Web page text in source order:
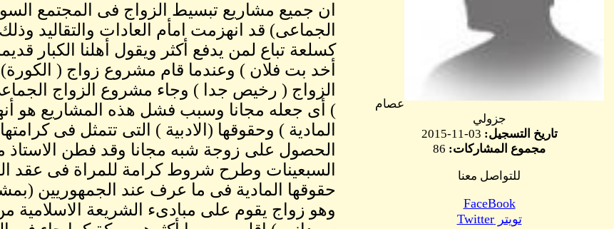
عصام
جزولي
تاريخ التسجيل:
مجموع المشاركات:
للتواصل معنا
FaceBook
تويتر Twitter
ان جميع مشاريع تبسيط الزواج فى المجتمع
الجماعى) قد انهزمت امأم العادات والتقاليد
كسلعة تباع لمن يدفع أكثر ويقول أهلنا الكبار
أخد بت فلان ) وعندما قام مشروع زواج (
الزواج ( رخيص جدا ) وجاء مشروع الزواج
) أى جعله مجانا وسبب فشل هذه المشاريع هو
المادية ) وحقوقها (الادبية ) التى تتمثل فى
الحصول على زوجة شبه مجانا وقد فطن الاستاذ
السبعينات وطرح شروط كرامة للمراة فى عقد
حقوقها المادية فى ما عرف عند الجمهوريين
وهو زواج يقوم على مبادىء الشريعة الاسلامية